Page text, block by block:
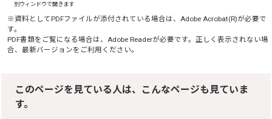
別ウィンドウで開きます
※資料としてPDFファイルが添付されている場合は、Adobe Acrobat(R)が必要で
す。
PDF書類をご覧になる場合は、Adobe Readerが必要です。正しく表示されない場
合、最新バージョンをご利用ください。
このページを見ている人は、こんなページも見ていま
す。